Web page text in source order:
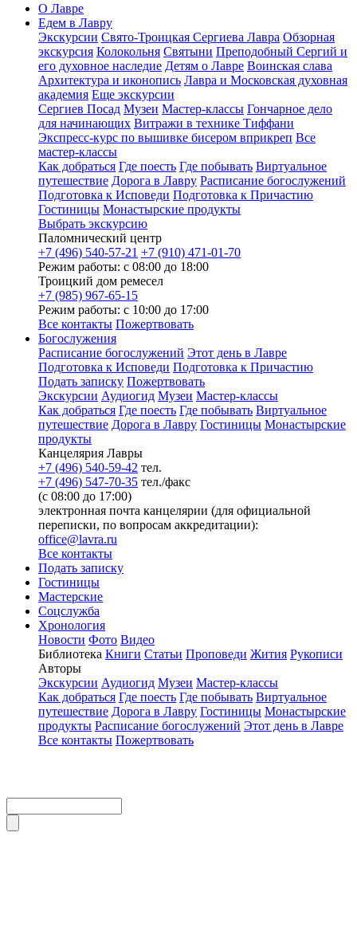
О Лавре
Едем в Лавру
Экскурсии Свято-Троицкая Сергиева Лавра Обзорная
экскурсия Колокольня Святыни Преподобный Сергий и
его духовное наследие Детям о Лавре Воинская слава
Архитектура и иконопись Лавра и Московская духовная
академия Еще экскурсии
Сергиев Посад Музеи Мастер-классы Гончарное дело
для начинающих Витражи в технике Тиффани
Экспресс-курс по вышивке бисером вприкреп Все
мастер-классы
Как добраться Где поесть Где побывать Виртуальное
путешествие Дорога в Лавру Расписание богослужений
Подготовка к Исповеди Подготовка к Причастию
Гостиницы Монастырские продукты
Выбрать экскурсию
Паломнический центр
+7 (496) 540-57-21 +7 (910) 471-01-70
Режим работы: с 08:00 до 18:00
Троицкий дом ремесел
+7 (985) 967-65-15
Режим работы: с 10:00 до 17:00
Все контакты Пожертвовать
Богослужения
Расписание богослужений Этот день в Лавре
Подготовка к Исповеди Подготовка к Причастию
Подать записку Пожертвовать
Экскурсии Аудиогид Музеи Мастер-классы
Как добраться Где поесть Где побывать Виртуальное
путешествие Дорога в Лавру Гостиницы Монастырские
продукты
Канцелярия Лавры
+7 (496) 540-59-42 тел.
+7 (496) 547-70-35 тел./факс
(с 08:00 до 17:00)
электронная почта канцелярии (для официальной
переписки, по вопросам аккредитации):
office@lavra.ru
Все контакты
Подать записку
Гостиницы
Мастерские
Соцслужба
Хронология
Новости Фото Видео
Библиотека Книги Статьи Проповеди Жития Рукописи
Авторы
Экскурсии Аудиогид Музеи Мастер-классы
Как добраться Где поесть Где побывать Виртуальное
путешествие Дорога в Лавру Гостиницы Монастырские
продукты Расписание богослужений Этот день в Лавре
Все контакты Пожертвовать